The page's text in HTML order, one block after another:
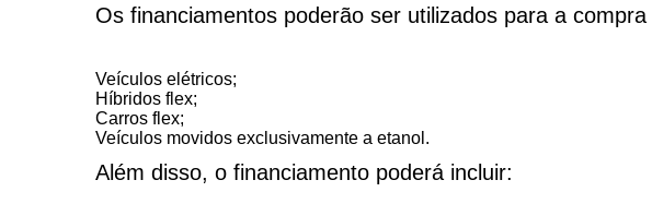
Os financiamentos poderão ser utilizados para a compra
Veículos elétricos;
Híbridos flex;
Carros flex;
Veículos movidos exclusivamente a etanol.
Além disso, o financiamento poderá incluir: